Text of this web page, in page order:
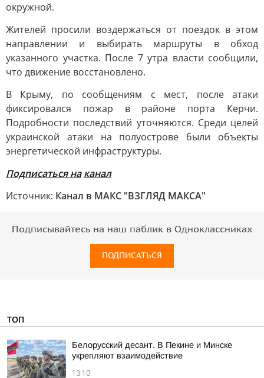
окружной.
Жителей просили воздержаться от поездок в этом
направлении и выбирать маршруты в обход
указанного участка. После 7 утра власти сообщили,
что движение восстановлено.
В Крыму, по сообщениям с мест, после атаки
фиксировался пожар в районе порта Керчи.
Подробности последствий уточняются. Среди целей
украинской атаки на полуострове были объекты
энергетической инфраструктуры.
Подписаться на канал
Источник: Канал в МАКС "ВЗГЛЯД МАКСА"
Подписывайтесь на наш паблик в Одноклассниках
ПОДПИСАТЬСЯ
ТОП
Белорусский десант. В Пекине и Минске
укрепляют взаимодействие
13:10